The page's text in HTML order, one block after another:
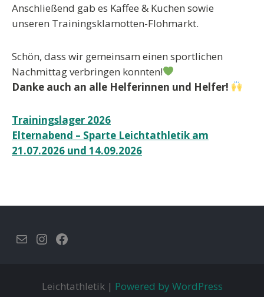
Anschließend gab es Kaffee & Kuchen sowie
unseren Trainingsklamotten-Flohmarkt.
Schön, dass wir gemeinsam einen sportlichen
Nachmittag verbringen konnten!
Danke auch an alle Helferinnen und Helfer!
Beitragsnavigation
Trainingslager 2026
Elternabend – Sparte Leichtathletik am
21.07.2026 und 14.09.2026
E-MailInstagram
Facebook
Leichtathletik | Powered by WordPress